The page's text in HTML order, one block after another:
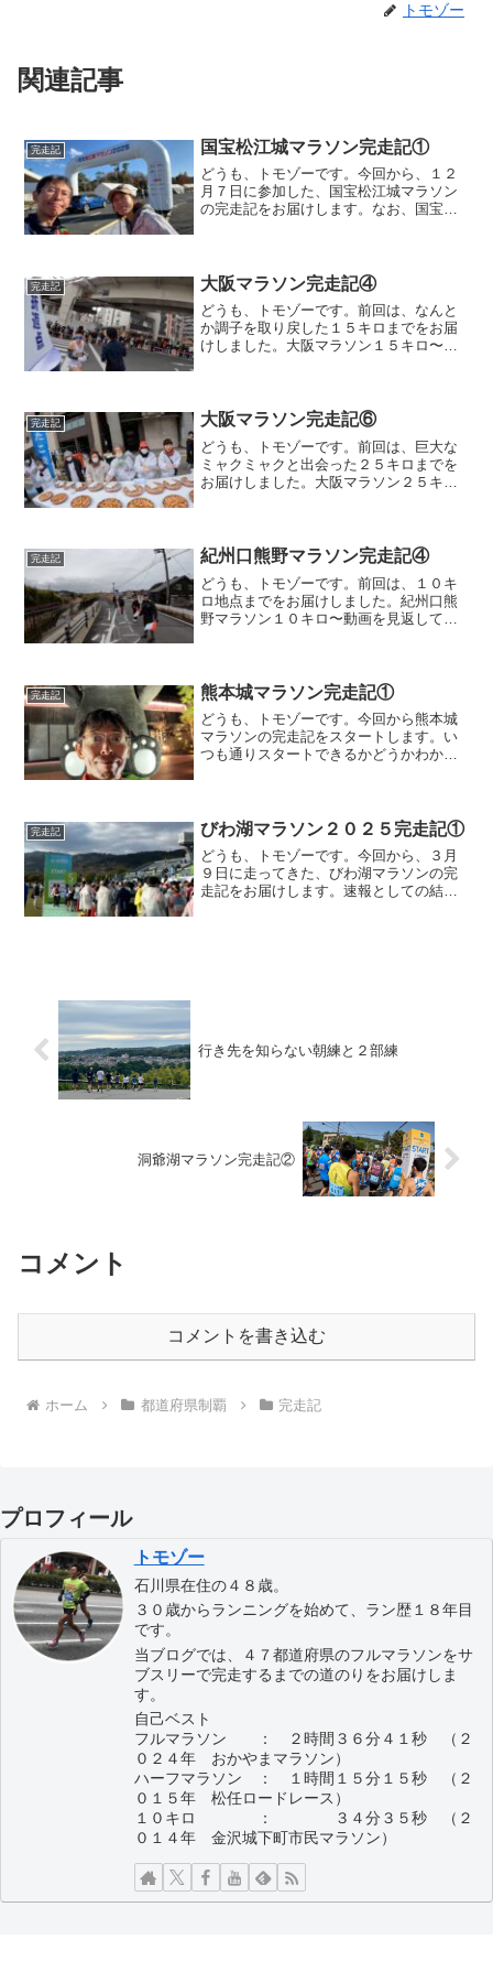
トモゾー
関連記事
完走記 国宝松江城マラソン完走記①
どうも、トモゾーです。今回から、１２
月７日に参加した、国宝松江城マラソン
の完走記をお届けします。なお、国宝松
た事もあり、ブログをまとも...
完走記 大阪マラソン完走記④
どうも、トモゾーです。前回は、なんと
か調子を取り戻した１５キロまでをお届
けしました。大阪マラソン１５キロ〜１
の選手が話題の鶴谷ター...
完走記 大阪マラソン完走記⑥
どうも、トモゾーです。前回は、巨大な
ミャクミャクと出会った２５キロまでを
お届けしました。大阪マラソン２５キ
だと思いますw写真ではわかり...
完走記 紀州口熊野マラソン完走記④
どうも、トモゾーです。前回は、１０キ
ロ地点までをお届けしました。紀州口熊
野マラソン１０キロ〜動画を見返して気
ましたが、こんな序盤にも...
完走記 熊本城マラソン完走記①
どうも、トモゾーです。今回から熊本城
マラソンの完走記をスタートします。い
つも通りスタートできるかどうかわかり
マラソン前日の続き熊本城...
完走記 びわ湖マラソン２０２５完走記①
どうも、トモゾーです。今回から、３月
９日に走ってきた、びわ湖マラソンの完
走記をお届けします。速報としての結果
行き先を知らない朝練と２部練
洞爺湖マラソン完走記②
コメント
コメントを書き込む
ホーム 都道府県制覇 完走記
プロフィール
トモゾー
石川県在住の４８歳。
３０歳からランニングを始めて、ラン歴１８年目
です。
当ブログでは、４７都道府県のフルマラソンをサ
ブスリーで完走するまでの道のりをお届けしま
す。
自己ベスト
フルマラソン ： ２時間３６分４１秒 （２
０２４年 おかやまマラソン）
ハーフマラソン ： １時間１５分１５秒 （２
０１５年 松任ロードレース）
１０キロ ： ３４分３５秒 （２
０１４年 金沢城下町市民マラソン）